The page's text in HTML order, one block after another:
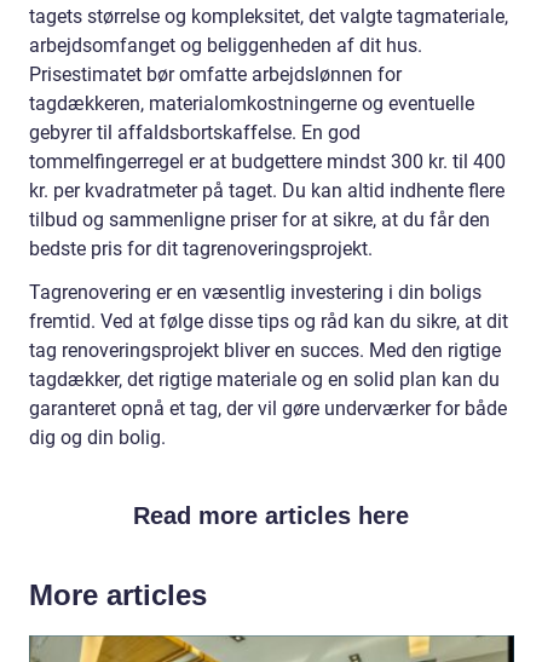
tagets størrelse og kompleksitet, det valgte tagmateriale,
arbejdsomfanget og beliggenheden af ​​dit hus.
Prisestimatet bør omfatte arbejdslønnen for
tagdækkeren, materialomkostningerne og eventuelle
gebyrer til affaldsbortskaffelse. En god
tommelfingerregel er at budgettere mindst 300 kr. til 400
kr. per kvadratmeter på taget. Du kan altid indhente flere
tilbud og sammenligne priser for at sikre, at du får den
bedste pris for dit tagrenoveringsprojekt.
Tagrenovering er en væsentlig investering i din boligs
fremtid. Ved at følge disse tips og råd kan du sikre, at dit
tag renoveringsprojekt bliver en succes. Med den rigtige
tagdækker, det rigtige materiale og en solid plan kan du
garanteret opnå et tag, der vil gøre underværker for både
dig og din bolig.
Read more articles here
More articles